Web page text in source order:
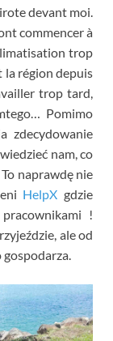
devant moi.
commencer à
trop
la région depuis
trop tard,
Pomimo
zdecydowanie
nam, co
naprawdę nie
HelpX gdzie
!
ale od